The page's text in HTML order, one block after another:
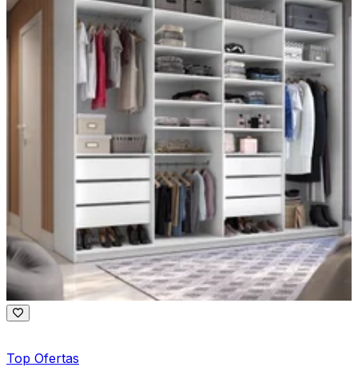
Top Ofertas